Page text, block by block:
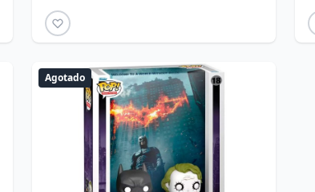
Agotado